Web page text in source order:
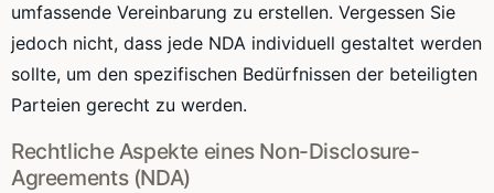
umfassende Vereinbarung zu erstellen. Vergessen Sie
jedoch nicht, dass jede NDA individuell gestaltet werden
sollte, um den spezifischen Bedürfnissen der beteiligten
Parteien gerecht zu werden.
Rechtliche Aspekte eines Non-Disclosure-
Agreements (NDA)